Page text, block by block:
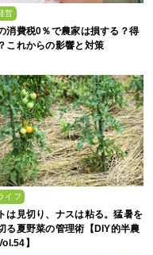
営
消費税0％で農家は損する？得
これからの影響と対策
イフ
は見切り、ナスは粘る。猛暑を
る夏野菜の管理術【DIY的半農
】